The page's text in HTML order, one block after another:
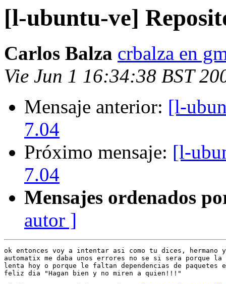
[l-ubuntu-ve]
Carlos Balza crbalza en
Vie Jun 1 16:34:38 BST
Mensaje anterior: [l-
7.04
Próximo mensaje: [l-
7.04
Mensajes ordenados
autor ]
ok entonces voy a intentar asi como tu dices, hermano
automatix me daba unos errores no se si sera porque la
lenta hoy o porque le faltan dependencias de paquetes
feliz dia "Hagan bien y no miren a quien!!!"